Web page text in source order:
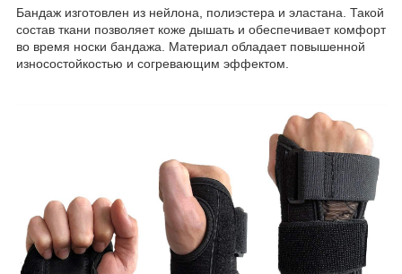
Бандаж изготовлен из нейлона, полиэстера и эластана. Такой
состав ткани позволяет коже дышать и обеспечивает комфорт
во время носки бандажа. Материал обладает повышенной
износостойкостью и согревающим эффектом.